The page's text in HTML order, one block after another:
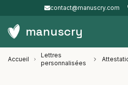
contact@manuscry.com
manuscry
Accueil
Lettres
personnalisées